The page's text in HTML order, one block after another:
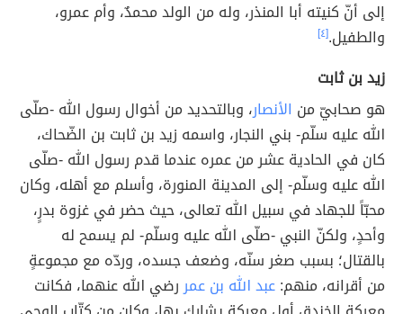
إلى أنّ كنيته أبا المنذر، وله من الولد محمدٌ، وأم عمرو،
والطفيل.[٤]
زيد بن ثابت
هو صحابيّ من الأنصار، وبالتحديد من أخوال رسول الله -صلّى
الله عليه سلّم- بني النجار، واسمه زيد بن ثابت بن الضّحاك،
كان في الحادية عشر من عمره عندما قدم رسول الله -صلّى
الله عليه وسلّم- إلى المدينة المنورة، وأسلم مع أهله، وكان
محبّاً للجهاد في سبيل الله تعالى، حيث حضر في غزوة بدرٍ،
وأحدٍ، ولكنّ النبي -صلّى الله عليه وسلّم- لم يسمح له
بالقتال؛ بسبب صغر سنّه، وضعف جسده، وردّه مع مجموعةٍ
من أقرانه، منهم:عبد الله بن عمررضي الله عنهما، فكانت